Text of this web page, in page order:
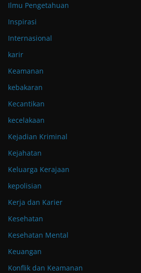
Ilmu Pengetahuan
Inspirasi
Internasional
karir
Keamanan
kebakaran
Kecantikan
kecelakaan
Kejadian Kriminal
Kejahatan
Keluarga Kerajaan
kepolisian
Kerja dan Karier
Kesehatan
Kesehatan Mental
Keuangan
Konflik dan Keamanan